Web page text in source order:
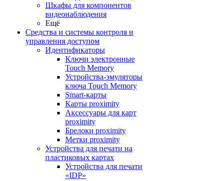
Шкафы для компонентов
видеонаблюдения
Ещё
Средства и системы контроля и
управления доступом
Идентификаторы
Ключи электронные
Touch Memory
Устройства-эмуляторы
ключа Touch Memory
Smart-карты
Карты proximity
Аксессуары для карт
proximitу
Брелоки proximity
Метки proximity
Устройства для печати на
пластиковых картах
Устройства для печати
«IDP»